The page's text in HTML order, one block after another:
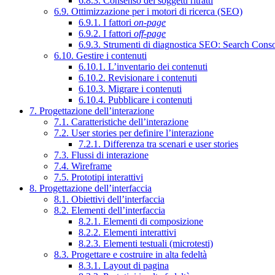
6.9. Ottimizzazione per i motori di ricerca (SEO)
6.9.1. I fattori on-page
6.9.2. I fattori off-page
6.9.3. Strumenti di diagnostica SEO: Search
6.10. Gestire i contenuti
6.10.1. L’inventario dei contenuti
6.10.2. Revisionare i contenuti
6.10.3. Migrare i contenuti
6.10.4. Pubblicare i contenuti
7. Progettazione dell’interazione
7.1. Caratteristiche dell’interazione
7.2. User stories per definire l’interazione
7.2.1. Differenza tra scenari e user stories
7.3. Flussi di interazione
7.4. Wireframe
7.5. Prototipi interattivi
8. Progettazione dell’interfaccia
8.1. Obiettivi dell’interfaccia
8.2. Elementi dell’interfaccia
8.2.1. Elementi di composizione
8.2.2. Elementi interattivi
8.2.3. Elementi testuali (microtesti)
8.3. Progettare e costruire in alta fedeltà
8.3.1. Layout di pagina